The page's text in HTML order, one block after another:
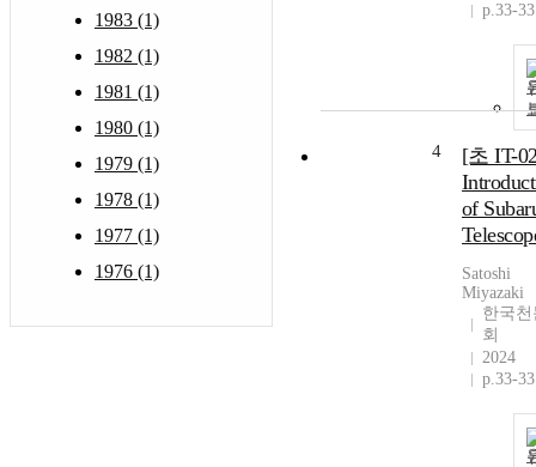
1983 (1)
1982 (1)
1981 (1)
1980 (1)
1979 (1)
1978 (1)
1977 (1)
1976 (1)
p.33-33
4
[초 IT-
of
Satoshi
Miyazaki
한국
회
2024
p.33-33